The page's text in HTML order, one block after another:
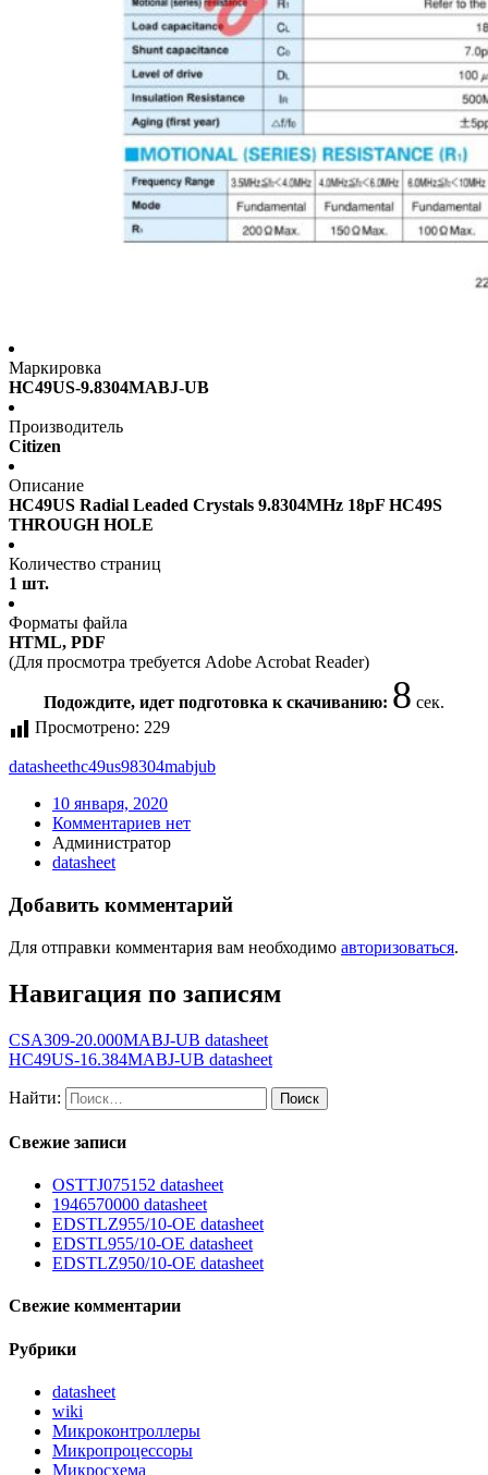
Маркировка
HC49US-9.8304MABJ-UB
Производитель
Citizen
Описание
HC49US Radial Leaded Crystals 9.8304MHz 18pF HC49S
THROUGH HOLE
Количество страниц
1 шт.
Форматы файла
HTML, PDF
(Для просмотра требуется Adobe Acrobat Reader)
Подождите, идет подготовка к скачиванию: 8 сек.
Просмотрено: 229
datasheethc49us98304mabjub
10 января, 2020
Комментариев нет
Администратор
datasheet
Добавить комментарий
Для отправки комментария вам необходимо авторизоваться.
Навигация по записям
CSA309-20.000MABJ-UB datasheet
HC49US-16.384MABJ-UB datasheet
Найти:
Свежие записи
OSTTJ075152 datasheet
1946570000 datasheet
EDSTLZ955/10-OE datasheet
EDSTL955/10-OE datasheet
EDSTLZ950/10-OE datasheet
Свежие комментарии
Рубрики
datasheet
wiki
Микроконтроллеры
Микропроцессоры
Микросхема